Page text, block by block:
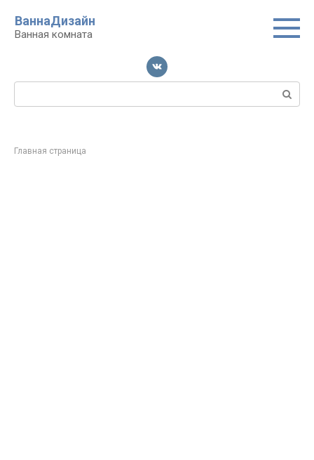
контенту
ВаннаДизайн
Ванная комната
Поиск:
Главная страница